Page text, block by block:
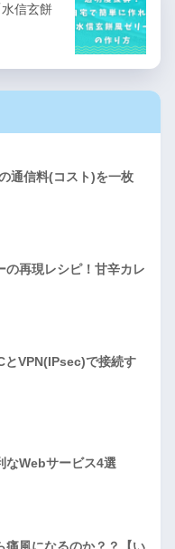
信玄餅
通信料(コスト)を一枚
の再現レシピ！甘辛カレ
VPN(IPsec)で接続す
なWebサービス4選